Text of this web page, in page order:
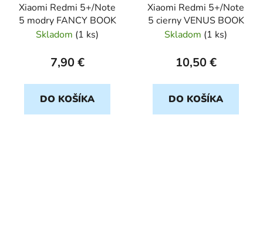
Xiaomi Redmi 5+/Note
5 modry FANCY BOOK
Skladom (1 ks)
7,90 €
DO KOŠÍKA
Xiaomi Redmi 5+/Note
5 cierny VENUS BOOK
Skladom (1 ks)
10,50 €
DO KOŠÍKA